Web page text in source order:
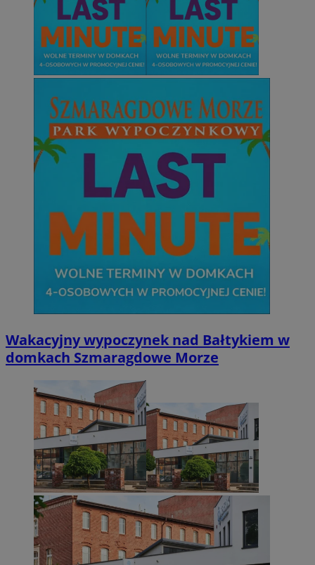
Wakacyjny wypoczynek nad Bałtykiem w
domkach Szmaragdowe Morze